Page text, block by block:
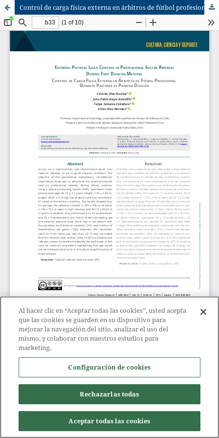
Control de carga física externa en árbitros de fútbol profesional durante partidos de primera división
Al hacer clic en “Aceptar todas las cookies”, usted acepta
que las cookies se guarden en su dispositivo para
mejorar la navegación del sitio, analizar el uso del
mismo, y colaborar con nuestros estudios para
marketing.
Configuración de cookies
Rechazarlas todas
Aceptar todas las cookies